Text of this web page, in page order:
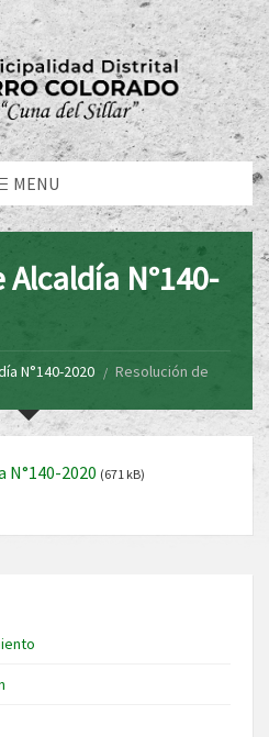
MENU
Alcaldía N°140-
N°140-2020
Resolución de
N°140-2020 (671 kB)